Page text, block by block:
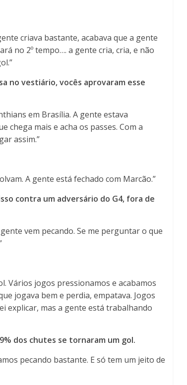
criava bastante, acabava que a gente
no 2º tempo…. a gente cria, cria, e não
no vestiário, vocês aprovaram esse
em Brasília. A gente estava
chega mais e acha os passes. Com a
assim.”
A gente está fechado com Marcão.”
contra um adversário do G4, fora de
vem pecando. Se me perguntar o que
Vários jogos pressionamos e acabamos
jogava bem e perdia, empatava. Jogos
explicar, mas a gente está trabalhando
dos chutes se tornaram um gol.
pecando bastante. E só tem um jeito de